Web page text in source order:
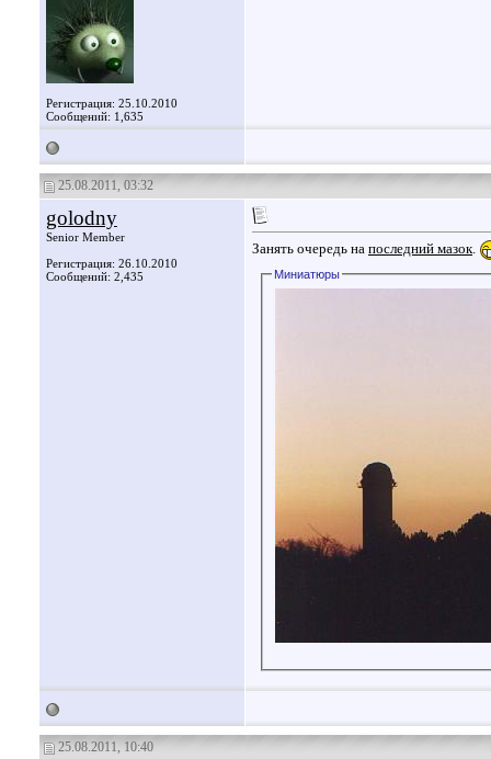
Регистрация: 25.10.2010
Сообщений: 1,635
25.08.2011, 03:32
golodny
Senior Member
Регистрация: 26.10.2010
Сообщений: 2,435
Занять очередь на последний мазок.
Миниатюры
25.08.2011, 10:40